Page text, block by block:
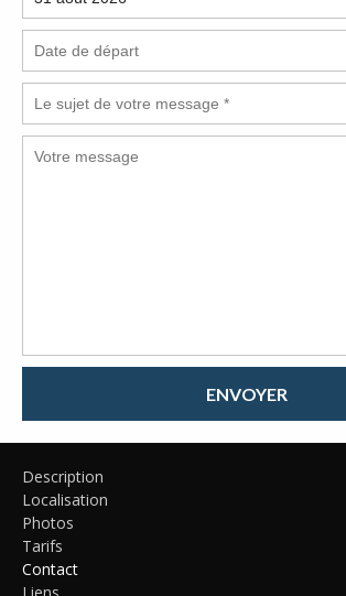
ENVOYER
Description
Localisation
Photos
Tarifs
Contact